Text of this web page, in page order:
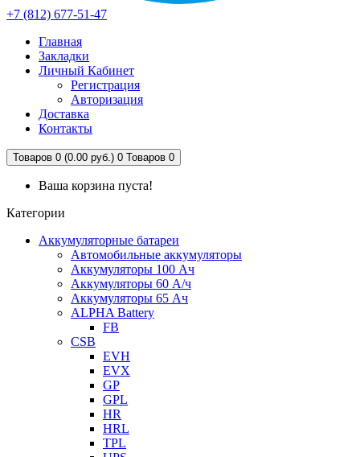
+7 (812) 677-51-47
Главная
Закладки
Личный Кабинет
Регистрация
Авторизация
Доставка
Контакты
Товаров 0 (0.00 руб.) 0 Товаров 0
Ваша корзина пуста!
Категории
Аккумуляторные батареи
Автомобильные аккумуляторы
Аккумуляторы 100 Ач
Аккумуляторы 60 А/ч
Аккумуляторы 65 Ач
ALPHA Battery
FB
CSB
EVH
EVX
GP
GPL
HR
HRL
TPL